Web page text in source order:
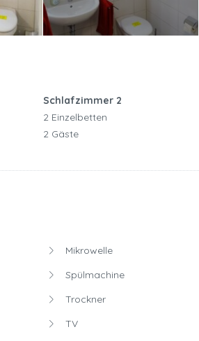
Schlafzimmer 2
2 Einzelbetten
2 Gäste
Mikrowelle
Spülmachine
Trockner
TV